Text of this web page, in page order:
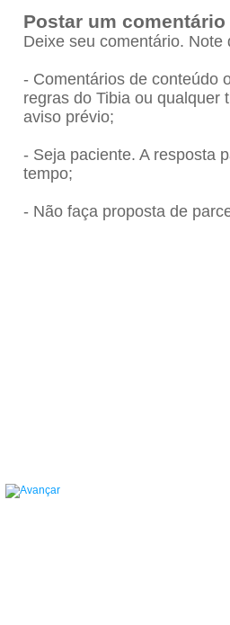
Postar um comentário
Deixe seu comentário.
- Comentários de conteúdo
regras do Tibia ou qualquer
aviso prévio;
- Seja paciente. A resposta
tempo;
- Não faça proposta de